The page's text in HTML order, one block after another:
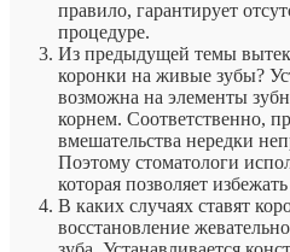
правило, гарантирует
процедуре.
Из предыдущей темы
коронки на живые зубы?
возможна на элементы
корнем. Соответственно,
вмешательства нередки
Поэтому стоматологи
которая позволяет
В каких случаях ставят
восстановление